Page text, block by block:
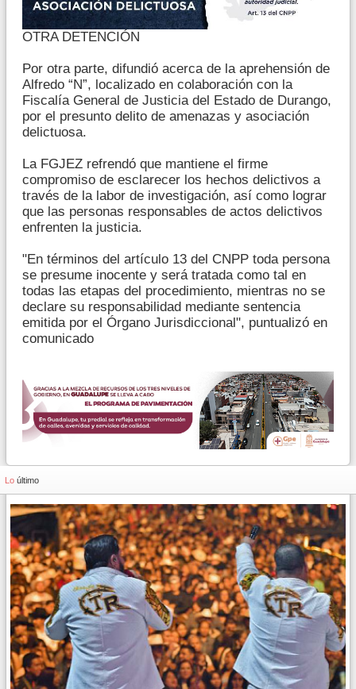
OTRA DETENCIÓN
Por otra parte, difundió acerca de la aprehensión de
Alfredo “N”, localizado en colaboración con la
Fiscalía General de Justicia del Estado de Durango,
por el presunto delito de amenazas y asociación
delictuosa.
La FGJEZ refrendó que mantiene el firme
compromiso de esclarecer los hechos delictivos a
través de la labor de investigación, así como lograr
que las personas responsables de actos delictivos
enfrenten la justicia.
"En términos del artículo 13 del CNPP toda persona
se presume inocente y será tratada como tal en
todas las etapas del procedimiento, mientras no se
declare su responsabilidad mediante sentencia
emitida por el Órgano Jurisdiccional", puntualizó en
comunicado
Lo último